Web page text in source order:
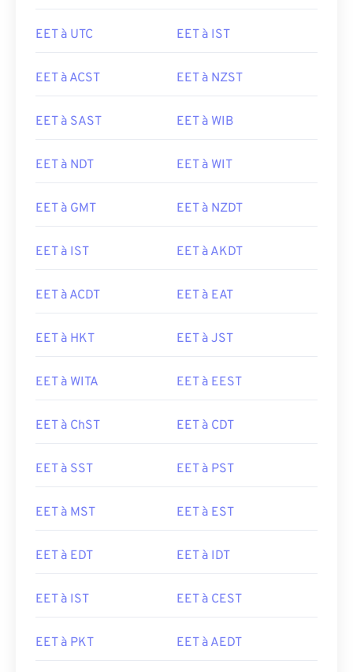
EET à UTC EET à IST
EET à ACST EET à NZST
EET à SAST EET à WIB
EET à NDT EET à WIT
EET à GMT EET à NZDT
EET à IST EET à AKDT
EET à ACDT EET à EAT
EET à HKT EET à JST
EET à WITA EET à EEST
EET à ChST EET à CDT
EET à SST EET à PST
EET à MST EET à EST
EET à EDT EET à IDT
EET à IST EET à CEST
EET à PKT EET à AEDT